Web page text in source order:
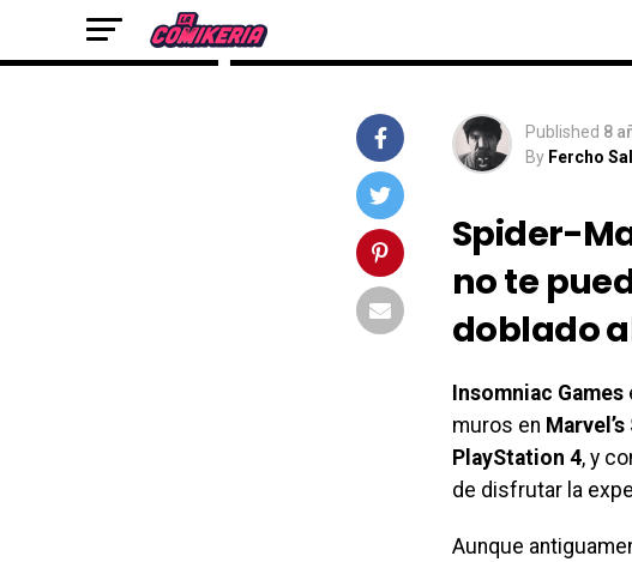
al español latino
Published 8
By Fercho
Spider-
no te
doblado
Insomniac Games
muros en
PlayStation 4, y
de disfrutar la
Aunque